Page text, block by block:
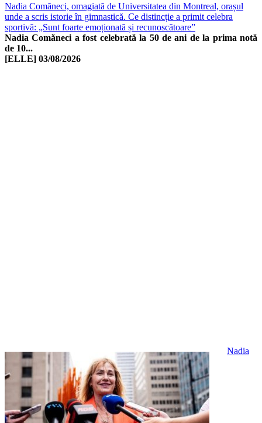
Nadia Comăneci, omagiată de Universitatea din Montreal, orașul
unde a scris istorie în gimnastică. Ce distincție a primit celebra
sportivă: „Sunt foarte emoționată și recunoscătoare”
Nadia Comăneci a fost celebrată la 50 de ani de la prima notă
de 10...
[ELLE] 03/08/2026
Nadia